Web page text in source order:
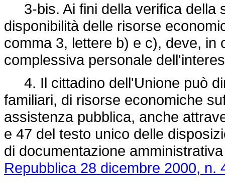
3-bis. Ai fini della verifica della
disponibilità delle risorse
comma 3, lettere b) e c), deve, in
complessiva personale
4. Il cittadino dell'Unione può
familiari, di risorse economiche
assistenza pubblica, anche
e 47 del testo unico delle
di documentazione
Repubblica 28 dicembre 2000, n.